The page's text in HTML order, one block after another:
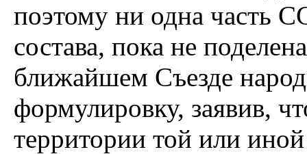
поэтому ни одна часть
состава, пока не
ближайшем Съезде
формулировку, заявив,
территории той или